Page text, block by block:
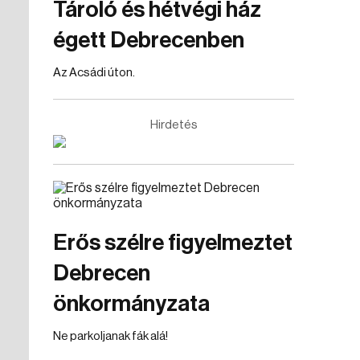
Tároló és hétvégi ház
égett Debrecenben
Az Acsádi úton.
Hirdetés
Erős szélre figyelmeztet
Debrecen
önkormányzata
Ne parkoljanak fák alá!